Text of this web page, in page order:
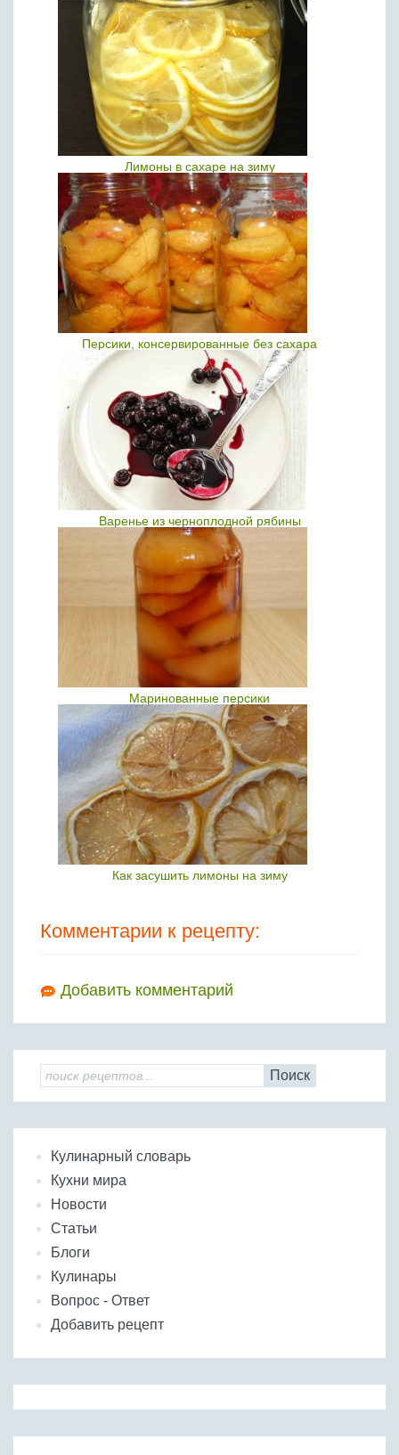
Лимоны в сахаре на зиму
Персики, консервированные без сахара
Варенье из черноплодной рябины
Маринованные персики
Как засушить лимоны на зиму
Комментарии к рецепту:
Добавить комментарий
Поиск
Кулинарный словарь
Кухни мира
Новости
Статьи
Блоги
Кулинары
Вопрос - Ответ
Добавить рецепт